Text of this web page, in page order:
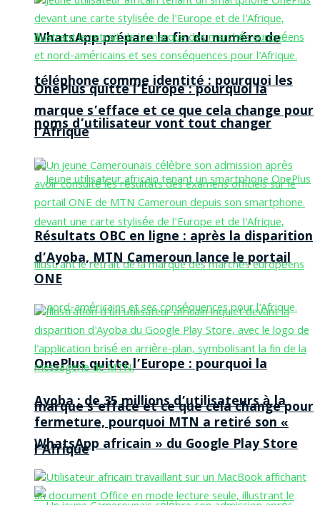
WhatsApp prépare la fin du numéro de
téléphone comme identité : pourquoi les
noms d’utilisateur vont tout changer
OnePlus quitte l’Europe : pourquoi la
marque s’efface et ce que cela change pour
l’Afrique
OnePlus quitte l’Europe : pourquoi la
marque s’efface et ce que cela change pour
l’Afrique
Résultats OBC en ligne : après la disparition
d’Ayoba, MTN Cameroun lance le portail
ONE
Ayoba : de 35 millions d’utilisateurs à la
fermeture, pourquoi MTN a retiré son «
WhatsApp africain » du Google Play Store